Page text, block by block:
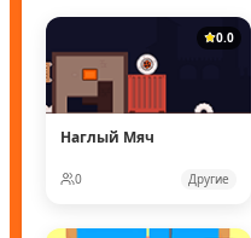
0.0
Наглый Мяч
0 Другие